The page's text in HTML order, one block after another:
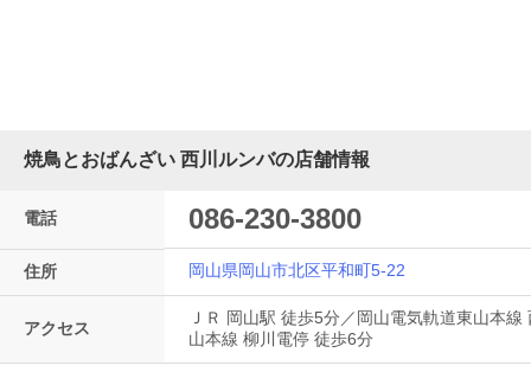
焼鳥とおばんざい 西川ルンバの店舗情報
電話 086-230-3800
住所 岡山県岡山市北区平和町5-22
アクセス
ＪＲ 岡山駅 徒歩5分／岡山電気軌道東山本
山本線 柳川電停 徒歩6分